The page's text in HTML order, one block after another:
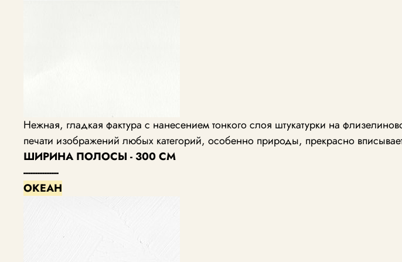
Нежная, гладкая фактура с нанесением тонкого слоя штукатурки на
печати изображений любых категорий, особенно природы, прекрасно
ШИРИНА ПОЛОСЫ - 300 СМ
---------------
ОКЕАН